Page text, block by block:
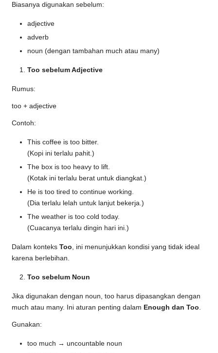
Biasanya digunakan sebelum:
adjective
adverb
noun (dengan tambahan much atau many)
Too sebelum Adjective
Rumus:
too + adjective
Contoh:
This coffee is too bitter.
(Kopi ini terlalu pahit.)
The box is too heavy to lift.
(Kotak ini terlalu berat untuk diangkat.)
He is too tired to continue working.
(Dia terlalu lelah untuk lanjut bekerja.)
The weather is too cold today.
(Cuacanya terlalu dingin hari ini.)
Dalam konteks Too, ini menunjukkan kondisi yang tidak ideal
karena berlebihan.
Too sebelum Noun
Jika digunakan dengan noun, too harus dipasangkan dengan
much atau many. Ini aturan penting dalam Enough dan Too.
Gunakan:
too much → uncountable noun